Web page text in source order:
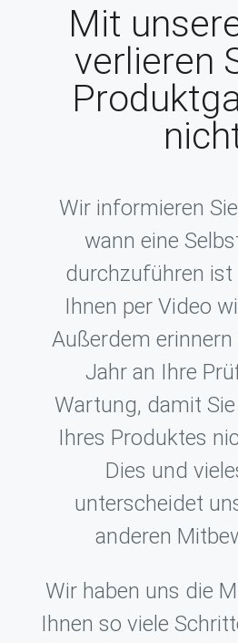
Mit
verlieren
Wir informieren
wann eine
durchzuführen ist
Ihnen per Video
Außerdem erinnern
Jahr an Ihre
Wartung, damit
Ihres Produktes
Dies und
unterscheidet
anderen
Wir haben uns die
Ihnen so viele